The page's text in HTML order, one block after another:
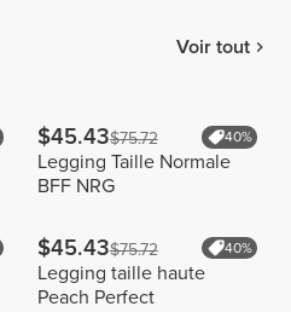
Voir tout
$45.43$75.72 40%
Legging Taille Normale
BFF NRG
$45.43$75.72 40%
Legging taille haute
Peach Perfect